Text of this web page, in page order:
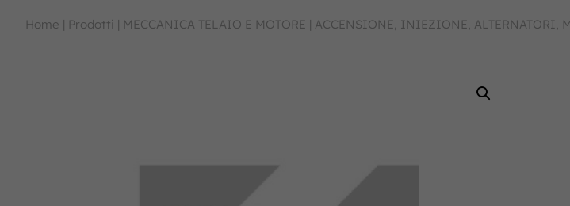
Home | Prodotti | MECCANICA TELAIO E MOTORE | ACCENSIONE, INIEZIONE, ALTERNATORI,